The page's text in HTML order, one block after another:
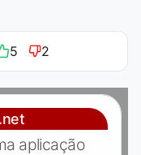
5 2
aplicação